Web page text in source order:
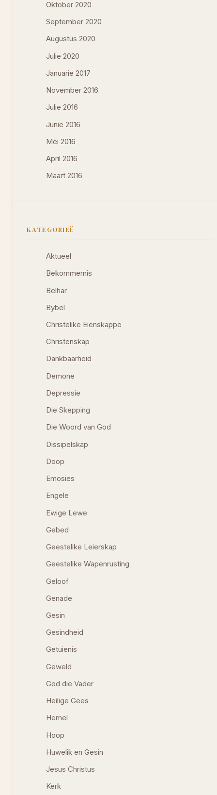
Oktober 2020
September 2020
Augustus 2020
Julie 2020
Januarie 2017
November 2016
Julie 2016
Junie 2016
Mei 2016
April 2016
Maart 2016
KATEGORIEË
Aktueel
Bekommernis
Belhar
Bybel
Christelike Eienskappe
Christenskap
Dankbaarheid
Demone
Depressie
Die Skepping
Die Woord van God
Dissipelskap
Doop
Emosies
Engele
Ewige Lewe
Gebed
Geestelike Leierskap
Geestelike Wapenrusting
Geloof
Genade
Gesin
Gesindheid
Getuienis
Geweld
God die Vader
Heilige Gees
Hemel
Hoop
Huwelik en Gesin
Jesus Christus
Kerk